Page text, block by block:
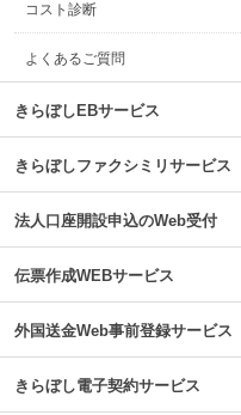
コスト診断
よくあるご質問
きらぼしEBサービス
きらぼしファクシミリサービス
法人口座開設申込のWeb受付
伝票作成WEBサービス
外国送金Web事前登録サービス
きらぼし電子契約サービス